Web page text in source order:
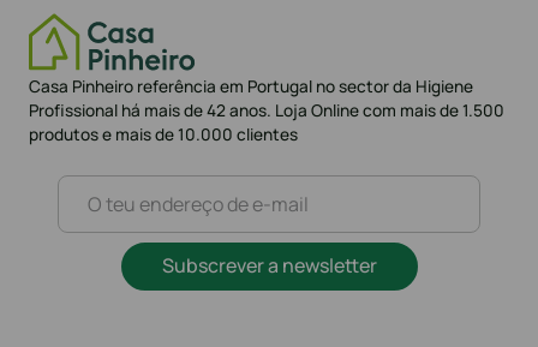
Casa Pinheiro referência em Portugal no sector da Higiene
Profissional há mais de 42 anos. Loja Online com mais de 1.500
produtos e mais de 10.000 clientes
Subscrever a newsletter